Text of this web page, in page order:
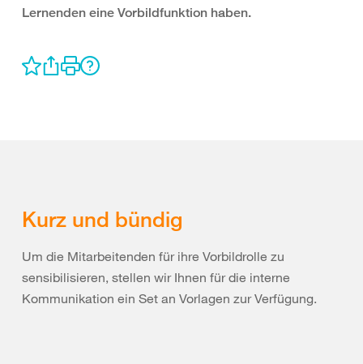
Lernenden eine Vorbildfunktion haben.
Kurz und bündig
Um die Mitarbeitenden für ihre Vorbildrolle zu
sensibilisieren, stellen wir Ihnen für die interne
Kommunikation ein Set an Vorlagen zur Verfügung.